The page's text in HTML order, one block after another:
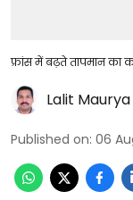
फ्रांस में बढ़ते तापमान का
Lalit Maurya
Published on: 06